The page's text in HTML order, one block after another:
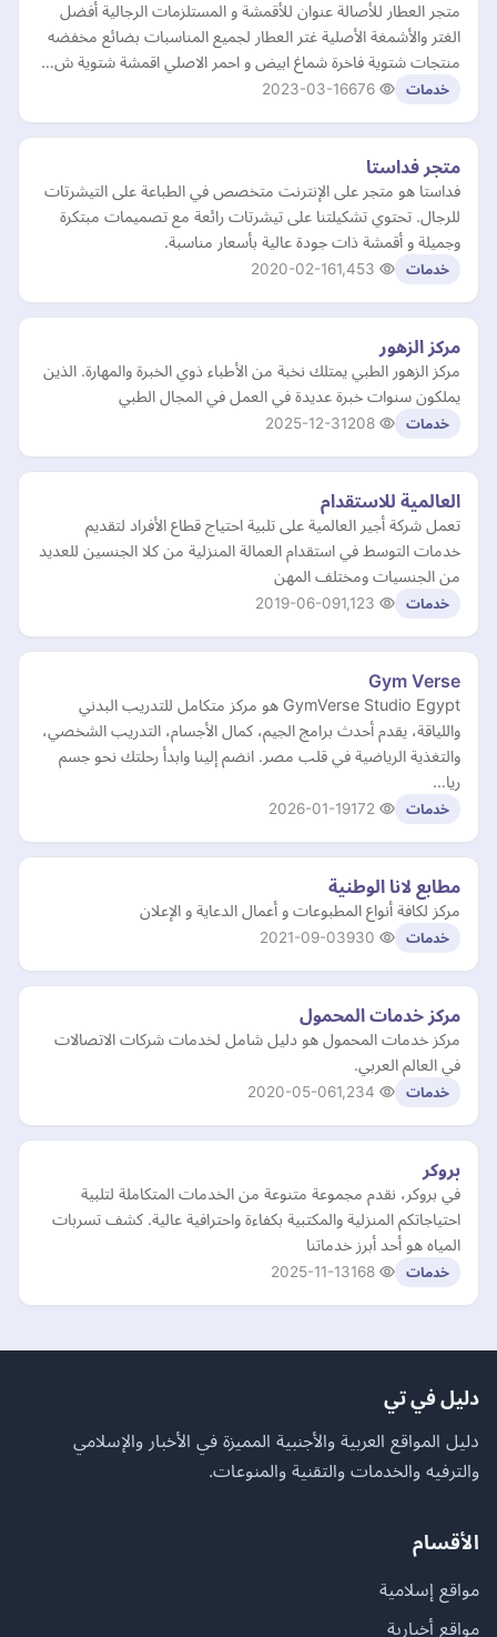
متجر العطار للأصالة عنوان للأقمشة و المستلزمات الرجالية أفضل
الغتر والأشمغة الأصلية غتر العطار لجميع المناسبات بضائع مخفضه
منتجات شتوية فاخرة شماغ ابيض و احمر الاصلي اقمشة شتوية ش…
خدمات 2023-03-16
متجر فداستا
فداستا هو متجر على الإنترنت متخصص في الطباعة على التيشرتات
للرجال. تحتوي تشكيلتنا على تيشرتات رائعة مع تصميمات مبتكرة
وجميلة و أقمشة ذات جودة عالية بأسعار مناسبة.
خدمات 2020-02-16
مركز الزهور
مركز الزهور الطبي يمتلك نخبة من الأطباء ذوي الخبرة والمهارة. الذين
يملكون سنوات خبرة عديدة في العمل في المجال الطبي
خدمات 2025-12-31
العالمية للاستقدام
تعمل شركة أجير العالمية على تلبية احتياج قطاع الأفراد لتقديم
خدمات التوسط في استقدام العمالة المنزلية من كلا الجنسين للعديد
من الجنسيات ومختلف المهن
خدمات 2019-06-09
Gym Verse
GymVerse Studio Egypt هو مركز متكامل للتدريب البدني
واللياقة، يقدم أحدث برامج الجيم، كمال الأجسام، التدريب الشخصي،
والتغذية الرياضية في قلب مصر. انضم إلينا وابدأ رحلتك نحو جسم
ريا…
خدمات 2026-01-19
مطابع لانا الوطنية
مركز لكافة أنواع المطبوعات و أعمال الدعاية و الإعلان
خدمات 2021-09-03
مركز خدمات المحمول
مركز خدمات المحمول هو دليل شامل لخدمات شركات الاتصالات
في العالم العربي.
خدمات 2020-05-06
بروكر
في بروكر، نقدم مجموعة متنوعة من الخدمات المتكاملة لتلبية
احتياجاتكم المنزلية والمكتبية بكفاءة واحترافية عالية. كشف تسربات
المياه هو أحد أبرز خدماتنا
خدمات 2025-11-13
دليل في تي
دليل المواقع العربية والأجنبية المميزة في الأخبار والإسلامي
والترفيه والخدمات والتقنية والمنوعات.
الأقسام
مواقع إسلامية
مواقع أخبارية